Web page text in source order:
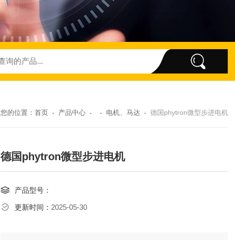
您的位置： 首页 - 产品中心 - - 电机、马达 - 德国phytron微型步进电机
德国phytron微型步进电机
产品型号：
更新时间： 2025-05-30